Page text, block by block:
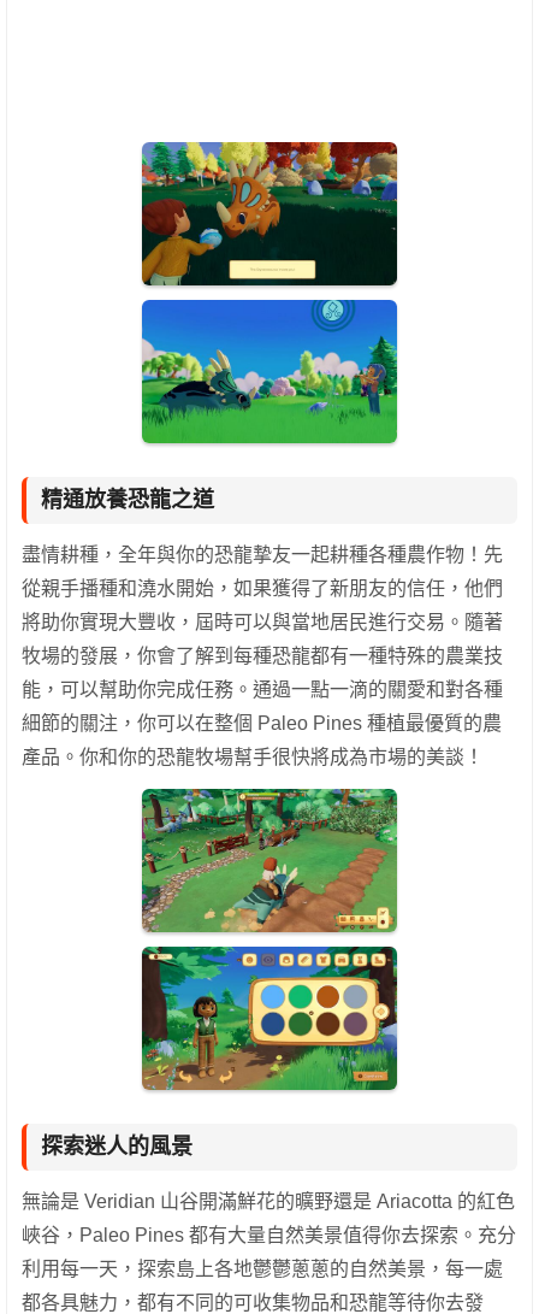
精通放養恐龍之道
盡情耕種，全年與你的恐龍摯友一起耕種各種農作物！先
從親手播種和澆水開始，如果獲得了新朋友的信任，他們
將助你實現大豐收，屆時可以與當地居民進行交易。隨著
牧場的發展，你會了解到每種恐龍都有一種特殊的農業技
能，可以幫助你完成任務。通過一點一滴的關愛和對各種
細節的關注，你可以在整個 Paleo Pines 種植最優質的農
產品。你和你的恐龍牧場幫手很快將成為市場的美談！
探索迷人的風景
無論是 Veridian 山谷開滿鮮花的曠野還是 Ariacotta 的紅色
峽谷，Paleo Pines 都有大量自然美景值得你去探索。充分
利用每一天，探索島上各地鬱鬱蔥蔥的自然美景，每一處
都各具魅力，都有不同的可收集物品和恐龍等待你去發